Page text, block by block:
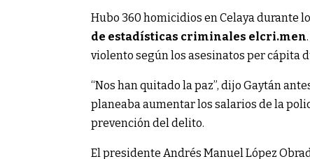
Hubo 360 homicidios en Celaya durante
de estadísticas criminales elcri.men
violento según los asesinatos per cápita
“Nos han quitado la paz”, dijo Gaytán
planeaba aumentar los salarios de la
prevención del delito.
El presidente Andrés Manuel López